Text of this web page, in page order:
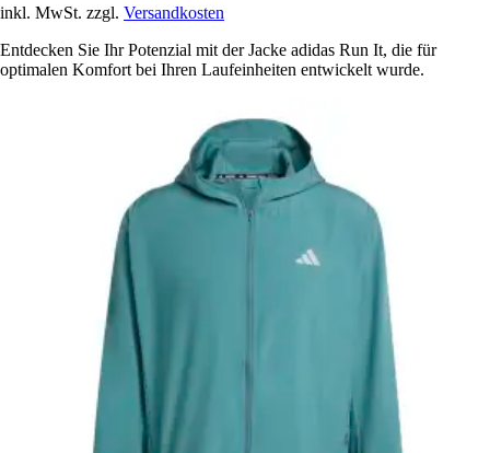
inkl. MwSt. zzgl. Versandkosten
Entdecken Sie Ihr Potenzial mit der Jacke adidas Run It, die für
optimalen Komfort bei Ihren Laufeinheiten entwickelt wurde.